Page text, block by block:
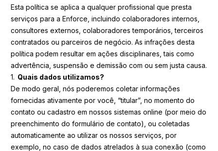
Esta política se aplica a qualquer profissional que presta
serviços para a Enforce, incluindo colaboradores internos,
consultores externos, colaboradores temporários, terceiros
contratados ou parceiros de negócio. As infrações desta
política podem resultar em ações disciplinares, tais como
advertência, suspensão e demissão com ou sem justa causa.
1. Quais dados utilizamos?
De modo geral, nós poderemos coletar informações
fornecidas ativamente por você, “titular”, no momento do
contato ou cadastro em nossos sistemas online (por meio do
preenchimento do formulário de contato), ou coletadas
automaticamente ao utilizar os nossos serviços, por
exemplo, no caso de dados atrelados à sua conexão (como